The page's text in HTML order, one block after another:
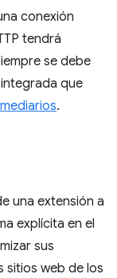
conexión
tendrá
se debe
que
.
una extensión a
explícita en el
sus
sitios web de los